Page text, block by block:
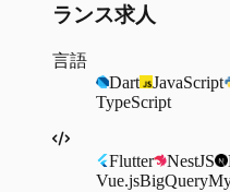
ランス求人
言語
Dart
JavaScript
TypeScript
Flutter NestJS
Vue.jsBigQuery